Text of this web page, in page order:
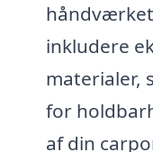
inkludere
materialer,
for
af din